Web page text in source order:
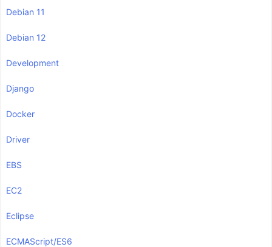
Debian 11
Debian 12
Development
Django
Docker
Driver
EBS
EC2
Eclipse
ECMAScript/ES6